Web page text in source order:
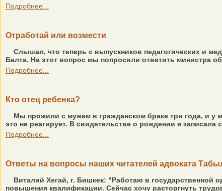
Подробнее...
Отработай или возмести
Слышал, что теперь с выпускников педагогических и
Балта. На этот вопрос мы попросили ответить министра
Подробнее...
Кто отец ребенка?
Мы прожили с мужем в гражданском браке три года, и у
это не реагирует. В свидетельстве о рождении я
Подробнее...
Ответы на вопросы наших читателей адвоката
Виталий Хегай, г. Бишкек: "Работаю в государственной
повышения квалификации. Сейчас хочу расторгнуть